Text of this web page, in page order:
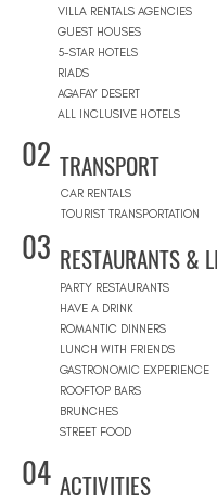
VILLA RENTALS AGENCIES
GUEST HOUSES
5-STAR HOTELS
RIADS
AGAFAY DESERT
ALL INCLUSIVE HOTELS
02 TRANSPORT
CAR RENTALS
TOURIST TRANSPORTATION
03 RESTAURANTS &
PARTY RESTAURANTS
HAVE A DRINK
ROMANTIC DINNERS
LUNCH WITH FRIENDS
GASTRONOMIC EXPERIENCE
ROOFTOP BARS
BRUNCHES
STREET FOOD
04 ACTIVITIES